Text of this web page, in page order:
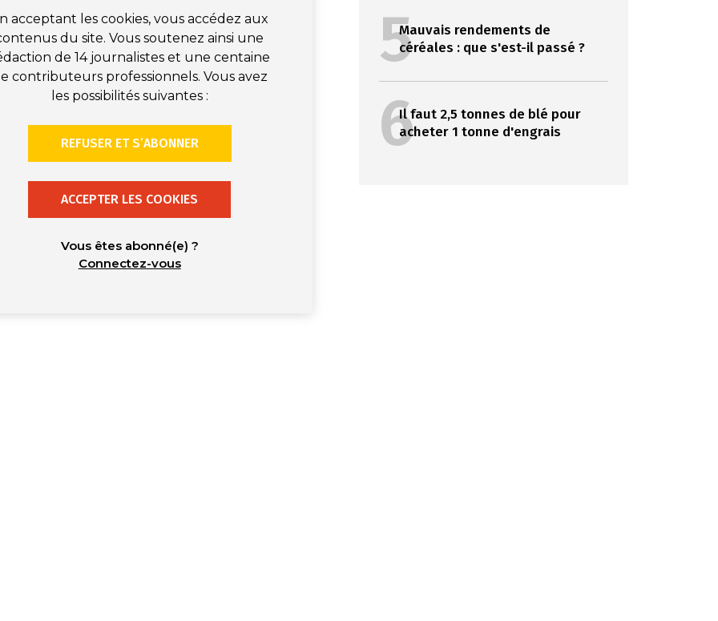
acceptant les cookies, vous accédez aux
du site. Vous soutenez ainsi une
de 14 journalistes et une centaine
contributeurs professionnels. Vous avez
les possibilités suivantes :
REFUSER ET S’ABONNER
ACCEPTER LES COOKIES
Vous êtes abonné(e) ?
Connectez-vous
5Mauvais rendements de
céréales : que s'est-il passé ?
6Il faut 2,5 tonnes de blé pour
acheter 1 tonne d'engrais